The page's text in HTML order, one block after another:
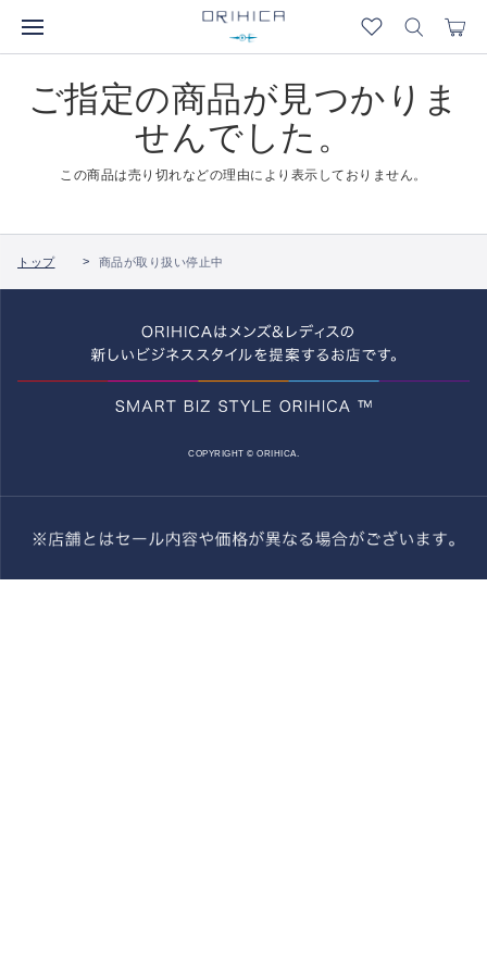
ご指定の商品が見つかりま
せんでした。
この商品は売り切れなどの理由により表示しておりません。
トップ 商品が取り扱い停止中
COPYRIGHT © ORIHICA.